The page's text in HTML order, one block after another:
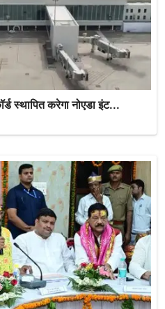
स्थापित करेगा नोएडा इंट...